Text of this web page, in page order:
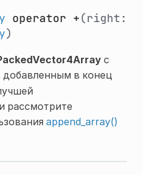
operator +(right:
)
с
добавленным в конец
рассмотрите
append_array()